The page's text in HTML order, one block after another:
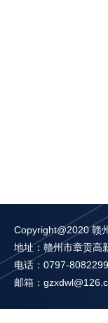
Copyright@2020 赣
地址：赣州市章贡
电话：0797-
邮箱：